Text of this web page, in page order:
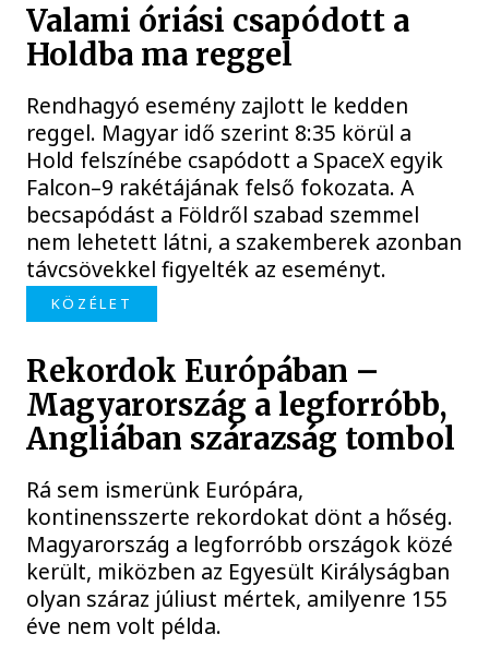
Valami óriási csapódott a
Holdba ma reggel
Rendhagyó esemény zajlott le kedden
reggel. Magyar idő szerint 8:35 körül a
Hold felszínébe csapódott a SpaceX egyik
Falcon–9 rakétájának felső fokozata. A
becsapódást a Földről szabad szemmel
nem lehetett látni, a szakemberek azonban
távcsövekkel figyelték az eseményt.
KÖZÉLET
Rekordok Európában –
Magyarország a legforróbb,
Angliában szárazság tombol
Rá sem ismerünk Európára,
kontinensszerte rekordokat dönt a hőség.
Magyarország a legforróbb országok közé
került, miközben az Egyesült Királyságban
olyan száraz júliust mértek, amilyenre 155
éve nem volt példa.